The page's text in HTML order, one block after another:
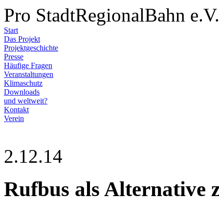
Pro StadtRegionalBahn e.V.
Start
Das Projekt
Projektgeschichte
Presse
Häufige Fragen
Veranstaltungen
Klimaschutz
Downloads
und weltweit?
Kontakt
Verein
2.12.14
Rufbus als Alternative